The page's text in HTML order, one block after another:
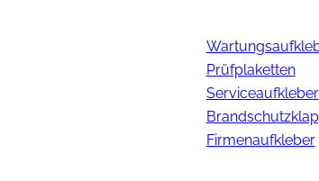
Prüfplaketten
Serviceaufkleber
Firmenaufkleber